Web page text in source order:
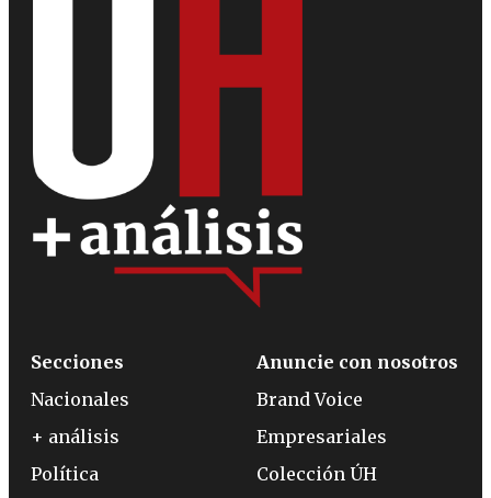
Secciones
Nacionales
+ análisis
Política
Anuncie con nosotros
Brand Voice
Empresariales
Colección ÚH